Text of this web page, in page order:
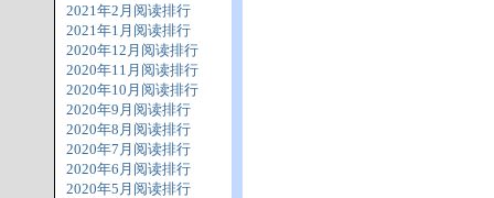
2021年2月阅读排行
2021年1月阅读排行
2020年12月阅读排行
2020年11月阅读排行
2020年10月阅读排行
2020年9月阅读排行
2020年8月阅读排行
2020年7月阅读排行
2020年6月阅读排行
2020年5月阅读排行